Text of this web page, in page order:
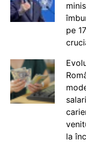
pe
la